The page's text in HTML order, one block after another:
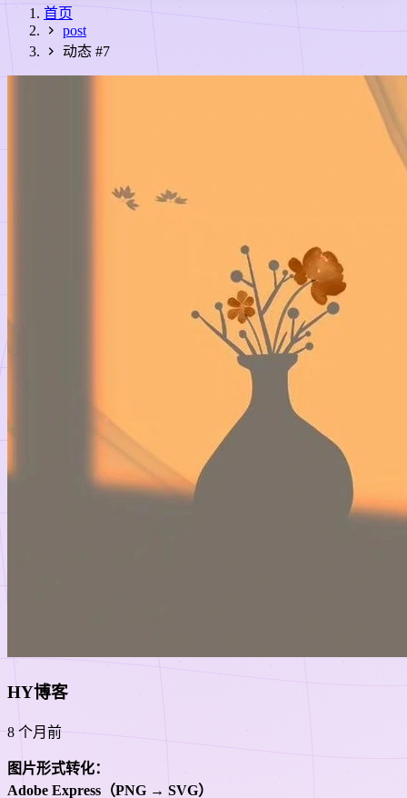
首页
post
动态 #7
HY博客
8 个月前
图片形式转化：
Adobe Express（PNG → SVG）